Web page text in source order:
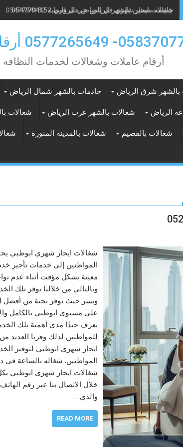
جليسه مسنين بالشهر الرياض حي الروابي 0547794152
0577265649 أرقام عاملات بالشهر
أرقام عاملات وشغالات لخدمات النظافه
بالشهر شرق الرياض خادمات بالشهر شمال الرياض
الرياض شغالات بالشهر غرب الرياض شغالات
شغالات بالقصيم شغالات بالمدينة المنورة
شغالات ايجار شهري ابوظبي
المواطنين إلى خدمات تأجير
معينة بشكل مؤقت أثناء عدم
وبالتالي من خلالنا نوفر تلك
ويسر حيث نوفر نخبة من أفضل
على مستوى ابوظبي بالكامل
نعرف جيدًا مدى أهمية تلك
للمواطنين لذلك وفرنا العديد
ايجار شهري ابوظبي لتوفير
المواطنين. شغاله بالساعة
شغالات ايجار شهري ابوظبي
خلال الاتصال بنا عبر رقم
والذي…
READ MORE